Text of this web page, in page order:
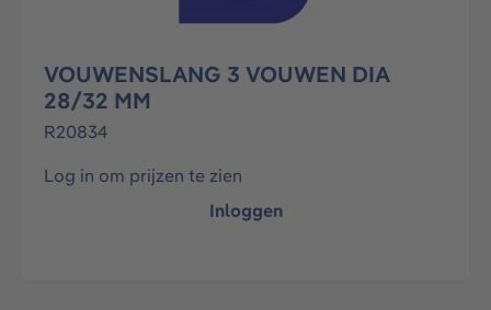
VOUWENSLANG 3 VOUWEN DIA
28/32 MM
R20834
Log in om prijzen te zien
Inloggen